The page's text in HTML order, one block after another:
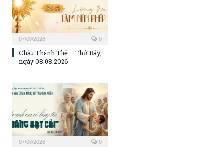
07/08/2026 0
Chầu Thánh Thể – Thứ Bảy,
ngày 08.08.2026
07/08/2026 0